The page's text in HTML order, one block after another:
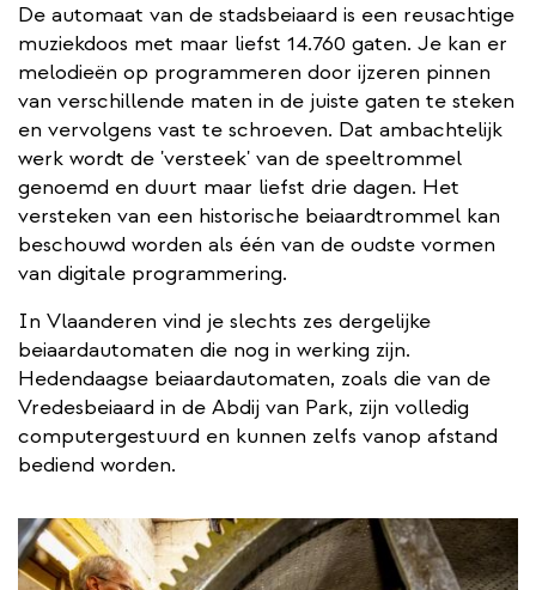
De automaat van de stadsbeiaard is een reusachtige
muziekdoos met maar liefst 14.760 gaten. Je kan er
melodieën op programmeren door ijzeren pinnen
van verschillende maten in de juiste gaten te steken
en vervolgens vast te schroeven. Dat ambachtelijk
werk wordt de 'versteek' van de speeltrommel
genoemd en duurt maar liefst drie dagen. Het
versteken van een historische beiaardtrommel kan
beschouwd worden als één van de oudste vormen
van digitale programmering.
In Vlaanderen vind je slechts zes dergelijke
beiaardautomaten die nog in werking zijn.
Hedendaagse beiaardautomaten, zoals die van de
Vredesbeiaard in de Abdij van Park, zijn volledig
computergestuurd en kunnen zelfs vanop afstand
bediend worden.